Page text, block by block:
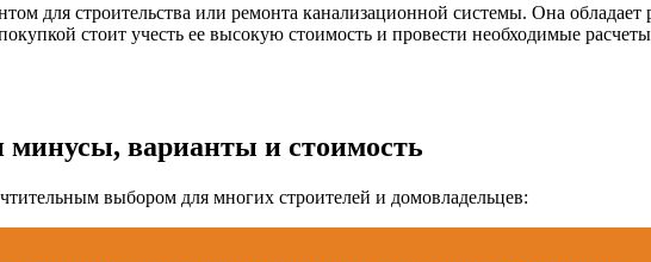
для строительства или ремонта канализационной системы. Она
стоит учесть ее высокую стоимость и провести необходимые
варианты и стоимость
выбором для многих строителей и домовладельцев: